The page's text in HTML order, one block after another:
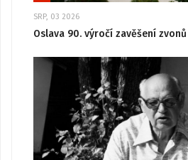
SRP, 03 2026
Oslava 90. výročí zavěšení